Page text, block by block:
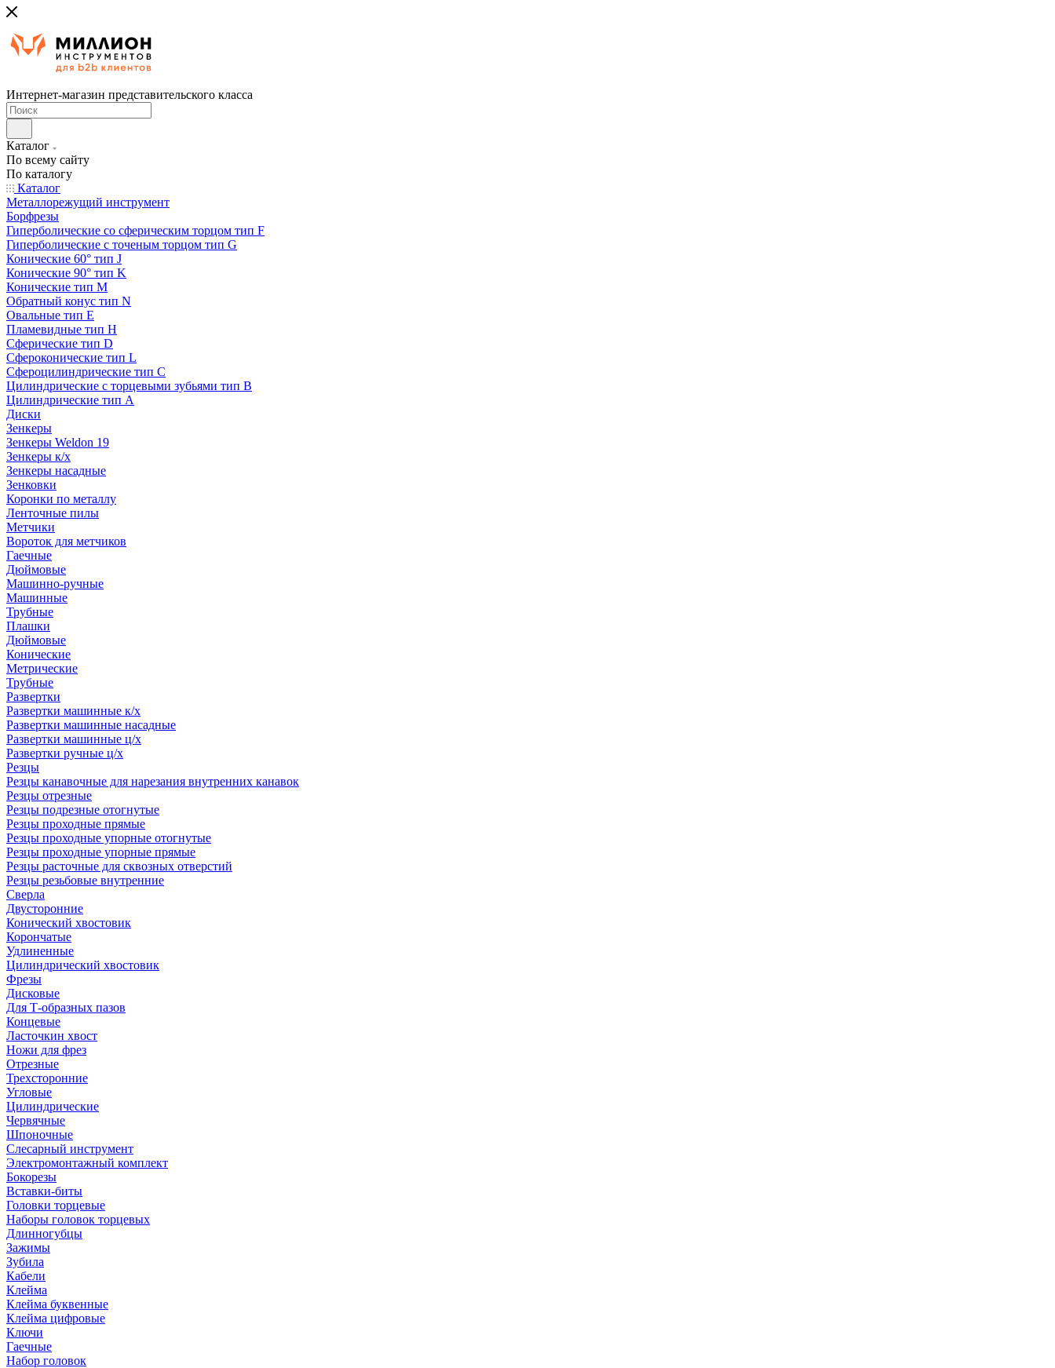
Интернет-магазин представительского класса
Каталог
По всему сайту
По каталогу
Каталог
Металлорежущий инструмент
Борфрезы
Гиперболические cо сферическим торцом тип F
Гиперболические с точеным торцом тип G
Конические 60° тип J
Конические 90° тип K
Конические тип M
Обратный конус тип N
Овальные тип E
Пламевидные тип H
Сферические тип D
Сфероконические тип L
Сфероцилиндрические тип C
Цилиндрические с торцевыми зубьями тип B
Цилиндрические тип А
Диски
Зенкеры
Зенкеры Weldon 19
Зенкеры к/х
Зенкеры насадные
Зенковки
Коронки по металлу
Ленточные пилы
Метчики
Вороток для метчиков
Гаечные
Дюймовые
Машинно-ручные
Машинные
Трубные
Плашки
Дюймовые
Конические
Метрические
Трубные
Развертки
Развертки машинные к/х
Развертки машинные насадные
Развертки машинные ц/х
Развертки ручные ц/х
Резцы
Резцы канавочные для нарезания внутренних канавок
Резцы отрезные
Резцы подрезные отогнутые
Резцы проходные прямые
Резцы проходные упорные отогнутые
Резцы проходные упорные прямые
Резцы расточные для сквозных отверстий
Резцы резьбовые внутренние
Сверла
Двусторонние
Конический хвостовик
Корончатые
Удлиненные
Цилиндрический хвостовик
Фрезы
Дисковые
Для Т-образных пазов
Концевые
Ласточкин хвост
Ножи для фрез
Отрезные
Трехсторонние
Угловые
Цилиндрические
Червячные
Шпоночные
Слесарный инструмент
Электромонтажный комплект
Бокорезы
Вставки-биты
Головки торцевые
Наборы головок торцевых
Длинногубцы
Зажимы
Зубила
Кабели
Клейма
Клейма буквенные
Клейма цифровые
Ключи
Гаечные
Набор головок